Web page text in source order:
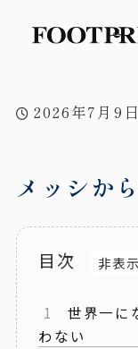
2026年7月9日
メッシか
目次
1
世界一に
わない